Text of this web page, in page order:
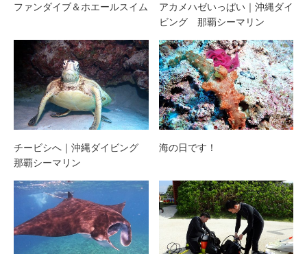
ファンダイブ＆ホエールスイム
アカメハゼいっぱい｜沖縄ダイ
ビング 那覇シーマリン
チービシへ｜沖縄ダイビング
那覇シーマリン
海の日です！